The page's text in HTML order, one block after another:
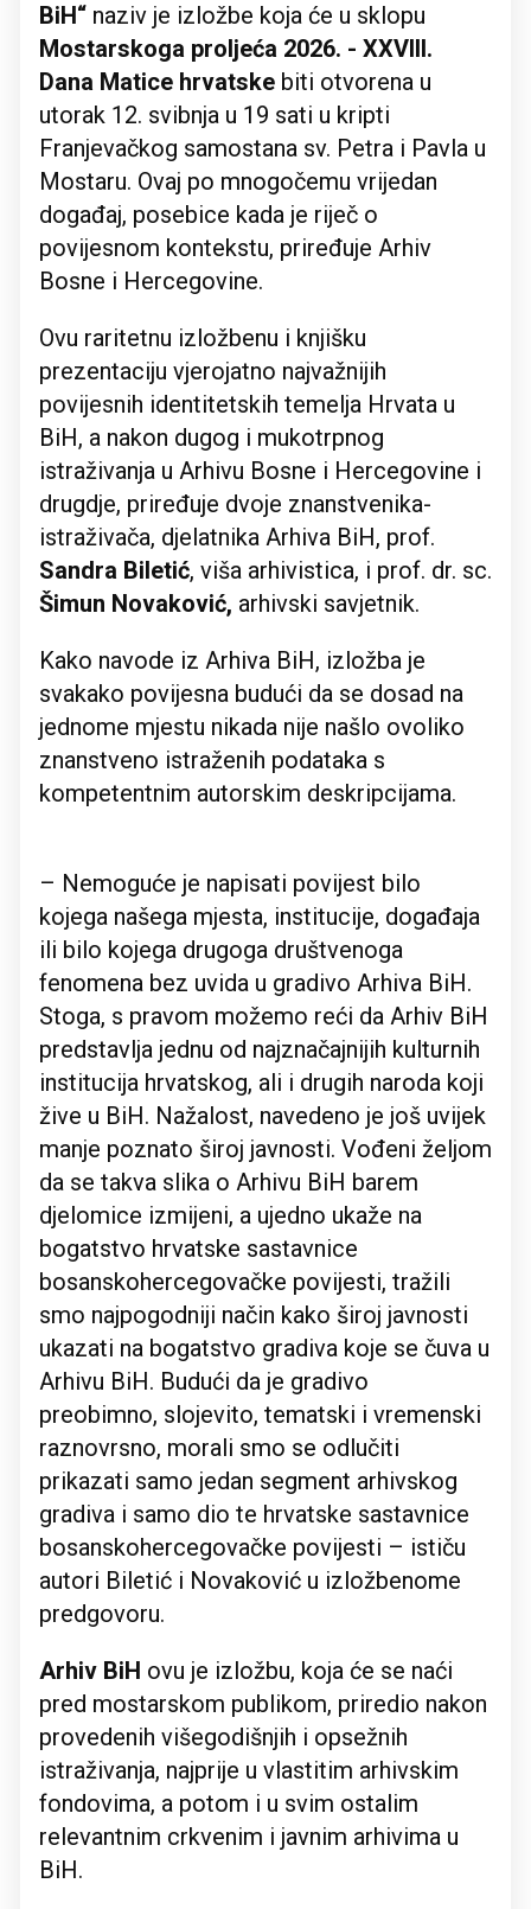
BiH“ naziv je izložbe koja će u sklopu
Mostarskoga proljeća 2026. - XXVIII.
Dana Matice hrvatske biti otvorena u
utorak 12. svibnja u 19 sati u kripti
Franjevačkog samostana sv. Petra i Pavla u
Mostaru. Ovaj po mnogočemu vrijedan
događaj, posebice kada je riječ o
povijesnom kontekstu, priređuje Arhiv
Bosne i Hercegovine.
Ovu raritetnu izložbenu i knjišku
prezentaciju vjerojatno najvažnijih
povijesnih identitetskih temelja Hrvata u
BiH, a nakon dugog i mukotrpnog
istraživanja u Arhivu Bosne i Hercegovine i
drugdje, priređuje dvoje znanstvenika-
istraživača, djelatnika Arhiva BiH, prof.
Sandra Biletić, viša arhivistica, i prof. dr. sc.
Šimun Novaković, arhivski savjetnik.
Kako navode iz Arhiva BiH, izložba je
svakako povijesna budući da se dosad na
jednome mjestu nikada nije našlo ovoliko
znanstveno istraženih podataka s
kompetentnim autorskim deskripcijama.
– Nemoguće je napisati povijest bilo
kojega našega mjesta, institucije, događaja
ili bilo kojega drugoga društvenoga
fenomena bez uvida u gradivo Arhiva BiH.
Stoga, s pravom možemo reći da Arhiv BiH
predstavlja jednu od najznačajnijih kulturnih
institucija hrvatskog, ali i drugih naroda koji
žive u BiH. Nažalost, navedeno je još uvijek
manje poznato široj javnosti. Vođeni željom
da se takva slika o Arhivu BiH barem
djelomice izmijeni, a ujedno ukaže na
bogatstvo hrvatske sastavnice
bosanskohercegovačke povijesti, tražili
smo najpogodniji način kako široj javnosti
ukazati na bogatstvo gradiva koje se čuva u
Arhivu BiH. Budući da je gradivo
preobimno, slojevito, tematski i vremenski
raznovrsno, morali smo se odlučiti
prikazati samo jedan segment arhivskog
gradiva i samo dio te hrvatske sastavnice
bosanskohercegovačke povijesti – ističu
autori Biletić i Novaković u izložbenome
predgovoru.
Arhiv BiH ovu je izložbu, koja će se naći
pred mostarskom publikom, priredio nakon
provedenih višegodišnjih i opsežnih
istraživanja, najprije u vlastitim arhivskim
fondovima, a potom i u svim ostalim
relevantnim crkvenim i javnim arhivima u
BiH.